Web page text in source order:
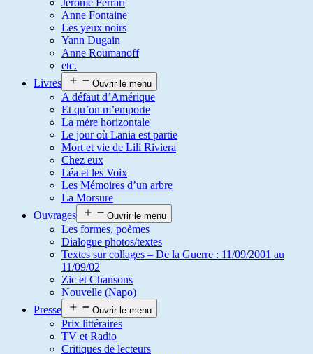
Jérôme Ferrari
Anne Fontaine
Les yeux noirs
Yann Dugain
Anne Roumanoff
etc.
Livres
Ouvrir le menu
A défaut d’Amérique
Et qu’on m’emporte
La mère horizontale
Le jour où Lania est partie
Mort et vie de Lili Riviera
Chez eux
Léa et les Voix
Les Mémoires d’un arbre
La Morsure
Ouvrages
Ouvrir le menu
Les formes, poèmes
Dialogue photos/textes
Textes sur collages – De la Guerre : 11/09/2001 au
11/09/02
Zic et Chansons
Nouvelle (Napo)
Presse
Ouvrir le menu
Prix littéraires
TV et Radio
Critiques de lecteurs